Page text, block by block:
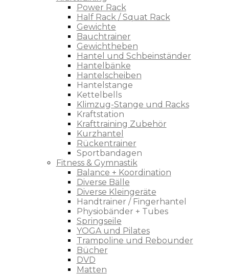
Power Rack
Half Rack / Squat Rack
Gewichte
Bauchtrainer
Gewichtheben
Hantel und Schbeinständer
Hantelbänke
Hantelscheiben
Hantelstange
Kettelbells
Klimzug-Stange und Racks
Kraftstation
Krafttraining Zubehör
Kurzhantel
Rückentrainer
Sportbandagen
Fitness & Gymnastik
Balance + Koordination
Diverse Bälle
Diverse Kleingeräte
Handtrainer / Fingerhantel
Physiobänder + Tubes
Springseile
YOGA und Pilates
Trampoline und Rebounder
Bücher
DVD
Matten